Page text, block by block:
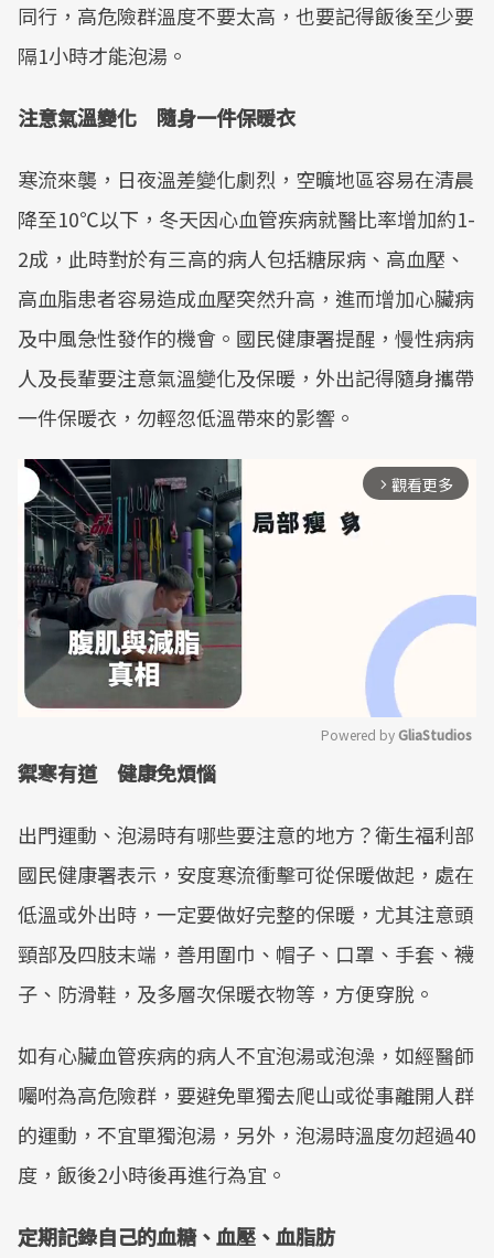
同行，高危險群溫度不要太高，也要記得飯後至少要
隔1小時才能泡湯。
注意氣溫變化 隨身一件保暖衣
寒流來襲，日夜溫差變化劇烈，空曠地區容易在清晨
降至10℃以下，冬天因心血管疾病就醫比率增加約1-
2成，此時對於有三高的病人包括糖尿病、高血壓、
高血脂患者容易造成血壓突然升高，進而增加心臟病
及中風急性發作的機會。國民健康署提醒，慢性病病
人及長輩要注意氣溫變化及保暖，外出記得隨身攜帶
一件保暖衣，勿輕忽低溫帶來的影響。
arrow_forward_ios 觀看更多
Powered by GliaStudios
禦寒有道 健康免煩惱
出門運動、泡湯時有哪些要注意的地方？衛生福利部
國民健康署表示，安度寒流衝擊可從保暖做起，處在
低溫或外出時，一定要做好完整的保暖，尤其注意頭
頸部及四肢末端，善用圍巾、帽子、口罩、手套、襪
子、防滑鞋，及多層次保暖衣物等，方便穿脫。
如有心臟血管疾病的病人不宜泡湯或泡澡，如經醫師
囑咐為高危險群，要避免單獨去爬山或從事離開人群
的運動，不宜單獨泡湯，另外，泡湯時溫度勿超過40
度，飯後2小時後再進行為宜。
定期記錄自己的血糖、血壓、血脂肪